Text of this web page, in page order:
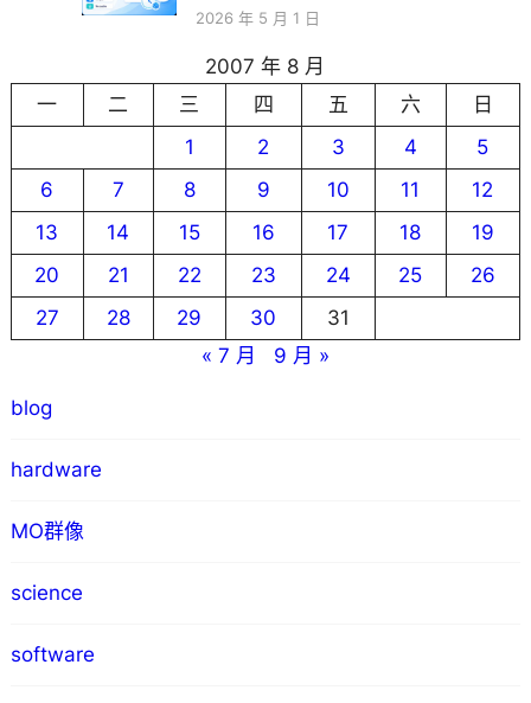
2026 年 5 月 1 日
2007 年 8 月
一
二 三 四 五 六
日
1
2 3 4
5
6
7 8 9 10 11
12
13
14 15 16 17 18
19
20
21 22 23 24 25
26
27
28 29 30
31
« 7 月
9 月 »
blog
hardware
MO群像
science
software